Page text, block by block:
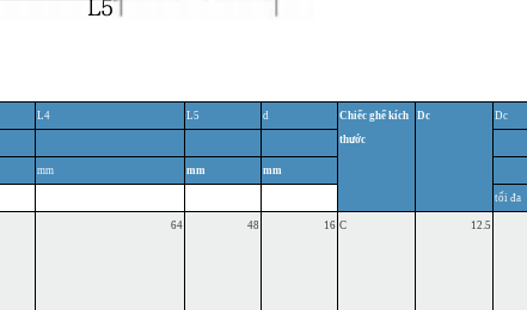
L4 L5 d Chiếc ghế kích
thước
Dc Dc
mm mm mm
tối đa
64 48 16 C 12.5